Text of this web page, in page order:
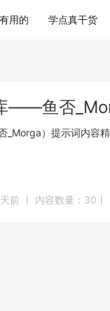
用的 学点真干货
——鱼否
_Morga）提示词内容
前 丨 内容数量： 30